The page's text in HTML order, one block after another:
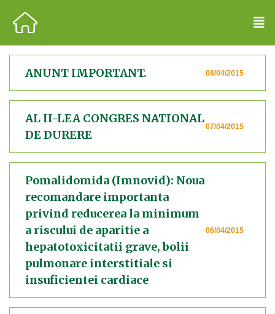
ANUNT IMPORTANT. 08/04/2015
AL II-LEA CONGRES NATIONAL
DE DURERE
07/04/2015
Pomalidomida (Imnovid): Noua
recomandare importanta
privind reducerea la minimum
a riscului de aparitie a
hepatotoxicitatii grave, bolii
pulmonare interstitiale si
insuficientei cardiace
06/04/2015